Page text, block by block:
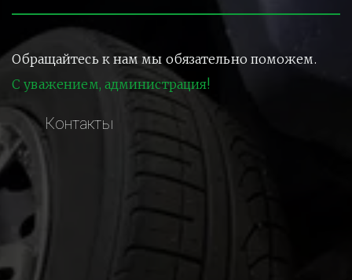
Обращайтесь к нам мы обязательно поможем.
С уважением, администрация!
Контакты